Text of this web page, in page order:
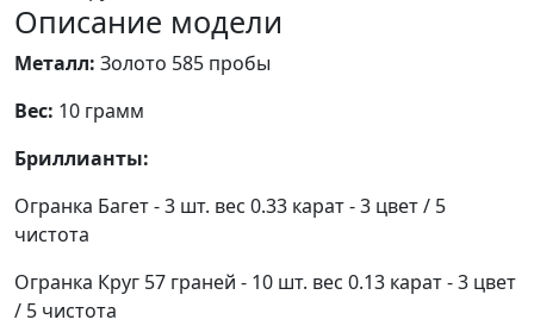
Описание модели
Металл: Золото 585 пробы
Вес: 10 грамм
Бриллианты:
Огранка Багет - 3 шт. вес 0.33 карат - 3 цвет / 5
чистота
Огранка Круг 57 граней - 10 шт. вес 0.13 карат - 3 цвет
/ 5 чистота